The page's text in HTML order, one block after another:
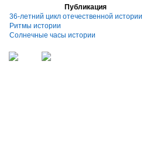
Публикация
36-летний цикл отечественной истории
Ритмы истории
Солнечные часы истории